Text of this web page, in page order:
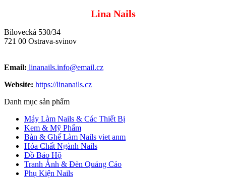
Lina Nails
Bilovecká 530/34
721 00 Ostrava-svinov
Email: linanails.info@email.cz
Website: https://linanails.cz
Danh mục sản phẩm
Máy Làm Nails & Các Thiết Bị
Kem & Mỹ Phẩm
Bàn & Ghế Làm Nails viet anm
Hóa Chất Ngành Nails
Đồ Bảo Hộ
Tranh Ảnh & Đèn Quảng Cáo
Phụ Kiện Nails